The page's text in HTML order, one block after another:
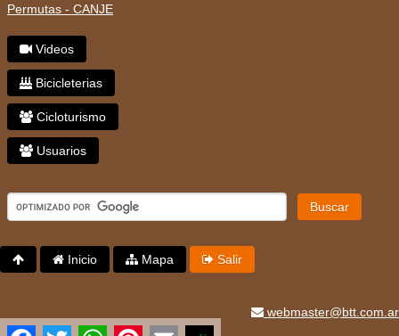
Permutas - CANJE
Videos
Bicicleterias
Cicloturismo
Usuarios
Buscar
Inicio Mapa Salir
webmaster@btt.com.ar
Facebook
Twitter WhatsApp
PinterestEmail